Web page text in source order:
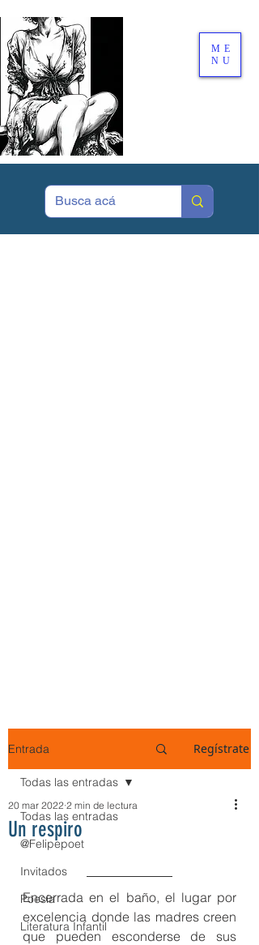
ME
NU
Entrada Regístrate
Todas las entradas
@Felipepoet
Invitados
Poesía
Literatura Infantil
Todas las entradas
Un respiro
20 mar 2022 2 min de lectura
Encerrada en el baño, el lugar por
excelencia donde las madres creen
que pueden esconderse de sus